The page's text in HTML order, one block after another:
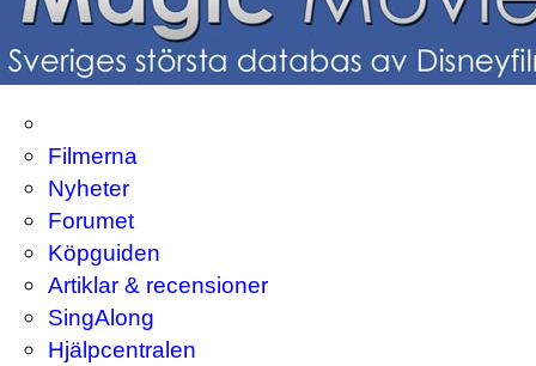
Filmerna
Nyheter
Forumet
Köpguiden
Artiklar & recensioner
SingAlong
Hjälpcentralen